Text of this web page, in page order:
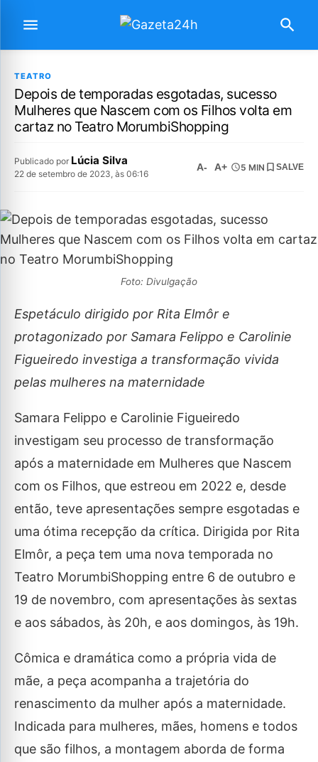
TEATRO
Depois de temporadas esgotadas, sucesso
Mulheres que Nascem com os Filhos volta em
cartaz no Teatro MorumbiShopping
Publicado por Lúcia Silva
22 de setembro de 2023, às 06:16
A- A+ 5 MIN SALVE
Foto: Divulgação
Espetáculo dirigido por Rita Elmôr e
protagonizado por Samara Felippo e Carolinie
Figueiredo investiga a transformação vivida
pelas mulheres na maternidade
Samara Felippo e Carolinie Figueiredo
investigam seu processo de transformação
após a maternidade em Mulheres que Nascem
com os Filhos, que estreou em 2022 e, desde
então, teve apresentações sempre esgotadas e
uma ótima recepção da crítica. Dirigida por Rita
Elmôr, a peça tem uma nova temporada no
Teatro MorumbiShopping entre 6 de outubro e
19 de novembro, com apresentações às sextas
e aos sábados, às 20h, e aos domingos, às 19h.
Cômica e dramática como a própria vida de
mãe, a peça acompanha a trajetória do
renascimento da mulher após a maternidade.
Indicada para mulheres, mães, homens e todos
que são filhos, a montagem aborda de forma